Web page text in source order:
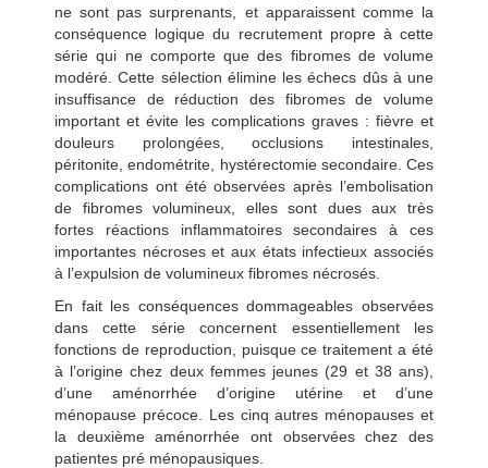
ne sont pas surprenants, et apparaissent comme la
conséquence logique du recrutement propre à cette
série qui ne comporte que des fibromes de volume
modéré. Cette sélection élimine les échecs dûs à une
insuffisance de réduction des fibromes de volume
important et évite les complications graves : fièvre et
douleurs prolongées, occlusions intestinales,
péritonite, endométrite, hystérectomie secondaire. Ces
complications ont été observées après l’embolisation
de fibromes volumineux, elles sont dues aux très
fortes réactions inflammatoires secondaires à ces
importantes nécroses et aux états infectieux associés
à l’expulsion de volumineux fibromes nécrosés.
En fait les conséquences dommageables observées
dans cette série concernent essentiellement les
fonctions de reproduction, puisque ce traitement a été
à l’origine chez deux femmes jeunes (29 et 38 ans),
d’une aménorrhée d’origine utérine et d’une
ménopause précoce. Les cinq autres ménopauses et
la deuxième aménorrhée ont observées chez des
patientes pré ménopausiques.